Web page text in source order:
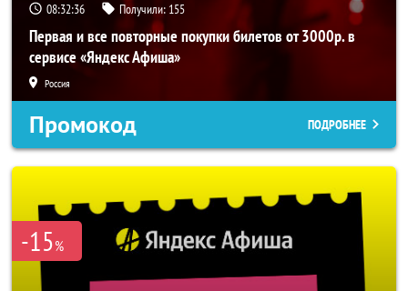
08:32:35 Получили: 155
Первая и все повторные покупки билетов от 3000р. в
сервисе «Яндекс Афиша»
Россия
Промокод ПОДРОБНЕЕ
-15%